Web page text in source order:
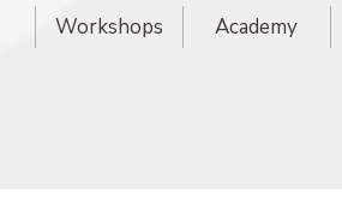
Workshops Academy